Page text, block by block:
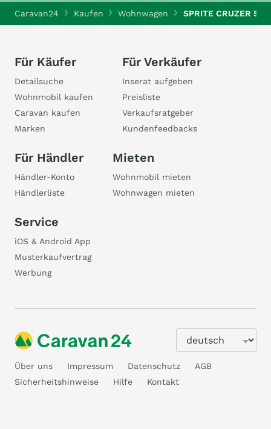
Caravan24 Kaufen Wohnwagen SPRITE CRUZER SR
Für Käufer
Detailsuche
Wohnmobil kaufen
Caravan kaufen
Marken
Für Verkäufer
Inserat aufgeben
Preisliste
Verkaufsratgeber
Kundenfeedbacks
Für Händler
Händler-Konto
Händlerliste
Mieten
Wohnmobil mieten
Wohnwagen mieten
Service
iOS & Android App
Musterkaufvertrag
Werbung
Über uns Impressum Datenschutz
AGB
Sicherheitshinweise
Hilfe Kontakt